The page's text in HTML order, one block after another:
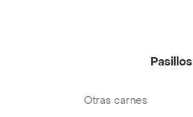
Pasillos
Otras carnes